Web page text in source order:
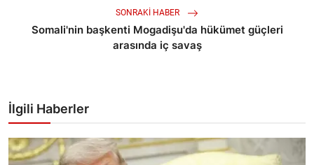
SONRAKI HABER
Somali'nin başkenti Mogadişu'da hükümet güçleri
arasında iç savaş
İlgili Haberler